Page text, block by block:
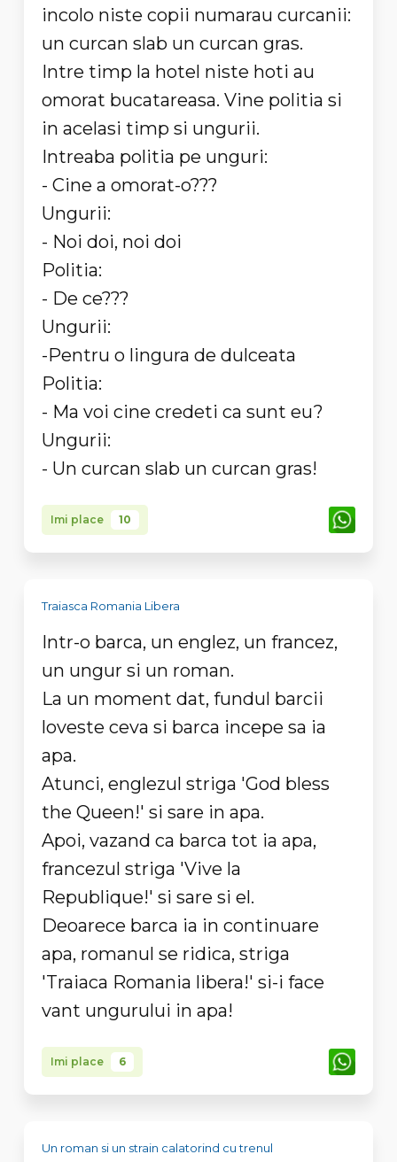
incolo niste copii numarau curcanii:
un curcan slab un curcan gras.
Intre timp la hotel niste hoti au
omorat bucatareasa. Vine politia si
in acelasi timp si ungurii.
Intreaba politia pe unguri:
- Cine a omorat-o???
Ungurii:
- Noi doi, noi doi
Politia:
- De ce???
Ungurii:
-Pentru o lingura de dulceata
Politia:
- Ma voi cine credeti ca sunt eu?
Ungurii:
- Un curcan slab un curcan gras!
Imi place 10
Traiasca Romania Libera
Intr-o barca, un englez, un francez,
un ungur si un roman.
La un moment dat, fundul barcii
loveste ceva si barca incepe sa ia
apa.
Atunci, englezul striga 'God bless
the Queen!' si sare in apa.
Apoi, vazand ca barca tot ia apa,
francezul striga 'Vive la
Republique!' si sare si el.
Deoarece barca ia in continuare
apa, romanul se ridica, striga
'Traiaca Romania libera!' si-i face
vant ungurului in apa!
Imi place 6
Un roman si un strain calatorind cu trenul